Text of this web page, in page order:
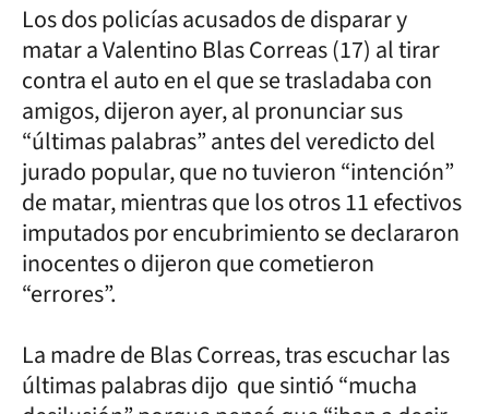
Los dos policías acusados de disparar y
matar a Valentino Blas Correas (17) al tirar
contra el auto en el que se trasladaba con
amigos, dijeron ayer, al pronunciar sus
“últimas palabras” antes del veredicto del
jurado popular, que no tuvieron “intención”
de matar, mientras que los otros 11 efectivos
imputados por encubrimiento se declararon
inocentes o dijeron que cometieron
“errores”.
La madre de Blas Correas, tras escuchar las
últimas palabras dijo que sintió “mucha